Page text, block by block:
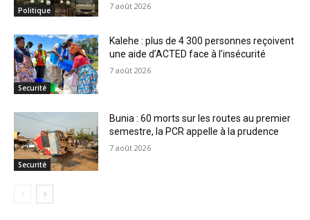
Politique 7 août 2026
Securité
Kalehe : plus de 4 300 personnes reçoivent
une aide d’ACTED face à l’insécurité
7 août 2026
Securité
Bunia : 60 morts sur les routes au premier
semestre, la PCR appelle à la prudence
7 août 2026